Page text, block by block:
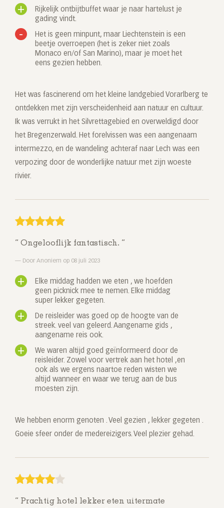
Rijkelijk ontbijtbuffet waar je naar hartelust je
gading vindt.
Het is geen minpunt, maar Liechtenstein is een
beetje overroepen (het is zeker niet zoals
Monaco en/of San Marino), maar je moet het
eens gezien hebben.
Het was fascinerend om het kleine landgebied Vorarlberg te
ontdekken met zijn verscheidenheid aan natuur en cultuur.
Ik was verrukt in het Silvrettagebied en overweldigd door
het Bregenzerwald. Het forelvissen was een aangenaam
intermezzo, en de wandeling achteraf naar Lech was een
verpozing door de wonderlijke natuur met zijn woeste
rivier.
Ongelooflijk fantastisch.
Door Anoniem op 08 juli 2023
Elke middag hadden we eten , we hoefden
geen picknick mee te nemen. Elke middag
super lekker gegeten.
De reisleider was goed op de hoogte van de
streek. veel van geleerd. Aangename gids ,
aangename reis ook.
We waren altijd goed geïnformeerd door de
reisleider. Zowel voor vertrek aan het hotel ,en
ook als we ergens naartoe reden wisten we
altijd wanneer en waar we terug aan de bus
moesten zijn.
We hebben enorm genoten . Veel gezien , lekker gegeten .
Goeie sfeer onder de medereizigers. Veel plezier gehad.
Prachtig hotel lekker eten uitermate